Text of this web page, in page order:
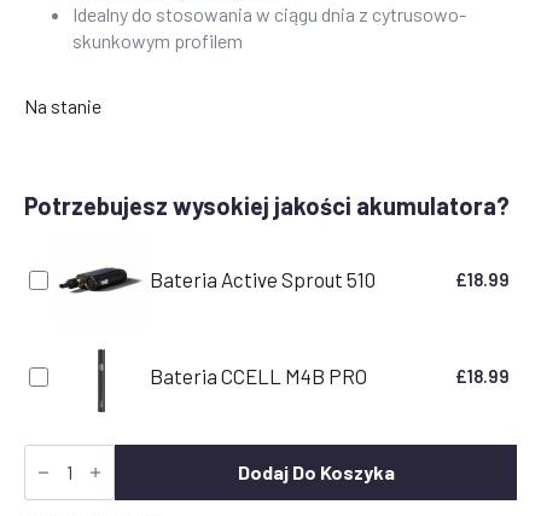
Idealny do stosowania w ciągu dnia z cytrusowo-
skunkowym profilem
Na stanie
Potrzebujesz wysokiej jakości akumulatora?
Bateria Active Sprout 510 £18.99
Bateria CCELL M4B PRO £18.99
Ilość
CDT
Dodaj Do Koszyka